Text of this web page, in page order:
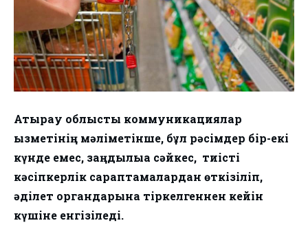
Атырау облыстық коммуникациялар
қызметінің мәліметінше, бұл рәсімдер бір-екі
күнде емес, заңдылыққа сәйкес, ​ тиісті
кәсіпкерлік сараптамалардан өткізіліп,
әділет органдарына тіркелгеннен кейін
күшіне енгізіледі.